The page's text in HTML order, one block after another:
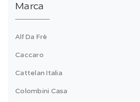
Marca
Alf Da Frè
Caccaro
Cattelan Italia
Colombini Casa